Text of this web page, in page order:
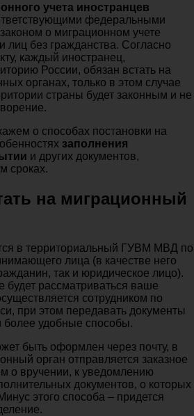
учета иностранцев
федеральными
о миграционном учете
лиц без гражданства. Согласно
каждый иностранец,
России, обязан встать на
органах, только в этом случае
страны будет законным и не
о способах постановки на
заполнения
и других документов,
сроках.
на миграционный
в территориальный ГУВМ МВД по
лица (в качестве него
так и юридическое лицо).
будет рассматриваться ваше
сотрудником по
при этом передавать документы
более удобные способы.
быть оформлен через почту, в
орган отправляется заказное
о вручении, к уведомлению
документов, о которых
этого способа – придется